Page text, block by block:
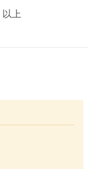
上